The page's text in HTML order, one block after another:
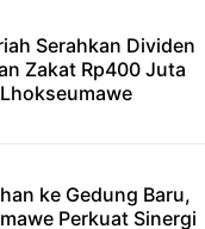
Serahkan Dividen
Zakat Rp400 Juta
ke Gedung Baru,
Perkuat Sinergi